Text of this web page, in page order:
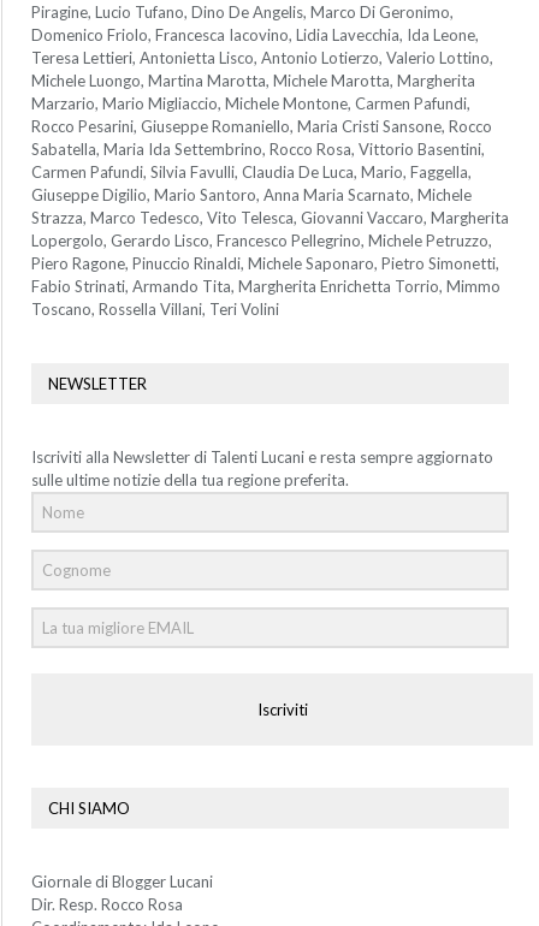
Piragine, Lucio Tufano, Dino De Angelis, Marco Di Geronimo,
Domenico Friolo, Francesca Iacovino, Lidia Lavecchia, Ida Leone,
Teresa Lettieri, Antonietta Lisco, Antonio Lotierzo, Valerio Lottino,
Michele Luongo, Martina Marotta, Michele Marotta, Margherita
Marzario, Mario Migliaccio, Michele Montone, Carmen Pafundi,
Rocco Pesarini, Giuseppe Romaniello, Maria Cristi Sansone, Rocco
Sabatella, Maria Ida Settembrino, Rocco Rosa, Vittorio Basentini,
Carmen Pafundi, Silvia Favulli, Claudia De Luca, Mario, Faggella,
Giuseppe Digilio, Mario Santoro, Anna Maria Scarnato, Michele
Strazza, Marco Tedesco, Vito Telesca, Giovanni Vaccaro, Margherita
Lopergolo, Gerardo Lisco, Francesco Pellegrino, Michele Petruzzo,
Piero Ragone, Pinuccio Rinaldi, Michele Saponaro, Pietro Simonetti,
Fabio Strinati, Armando Tita, Margherita Enrichetta Torrio, Mimmo
Toscano, Rossella Villani, Teri Volini
NEWSLETTER
Iscriviti alla Newsletter di Talenti Lucani e resta sempre aggiornato
sulle ultime notizie della tua regione preferita.
Iscriviti
CHI SIAMO
Giornale di Blogger Lucani
Dir. Resp. Rocco Rosa